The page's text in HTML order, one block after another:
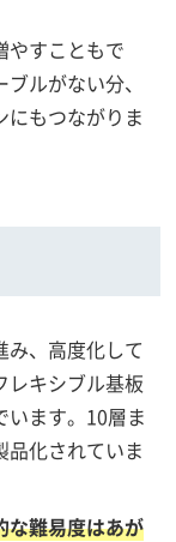
やすこともで
ルがない分、
にもつながりま
み、高度化して
レキシブル基板
います。10層ま
品化されていま
な難易度はあが